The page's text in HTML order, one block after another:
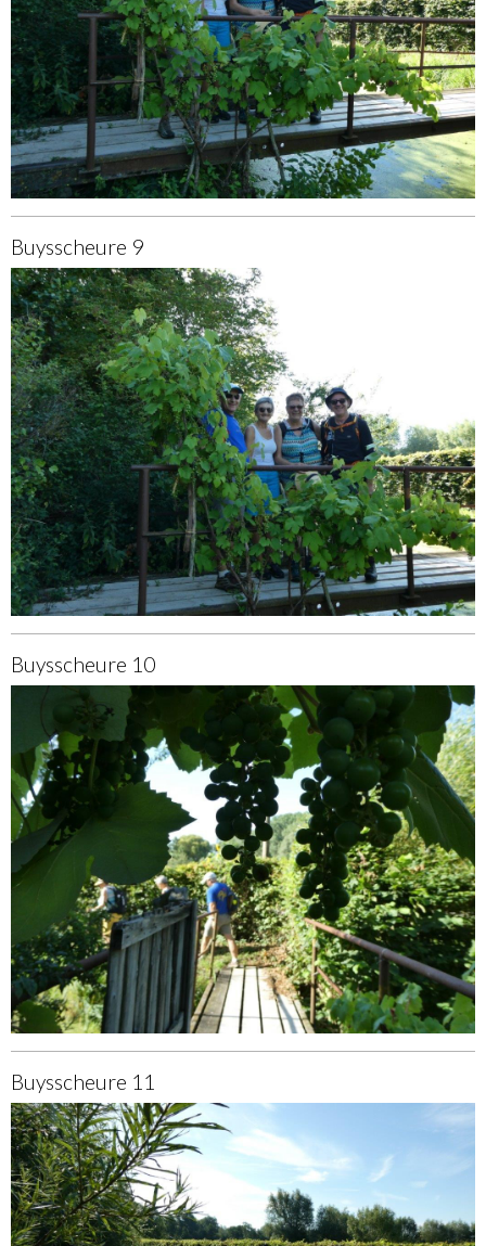
Buysscheure 9
Buysscheure 10
Buysscheure 11